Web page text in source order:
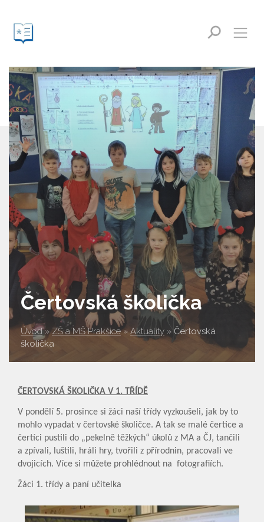
Čertovská školička
Úvod » ZŠ a MŠ Prakšice » Aktuality » Čertovská
školička
ČERTOVSKÁ ŠKOLIČKA V 1. TŘÍDĚ
V pondělí 5. prosince si žáci naší třídy vyzkoušeli, jak by to
mohlo vypadat v čertovské školičce. A tak se malé čertice a
čertíci pustili do „pekelně těžkých“ úkolů z MA a ČJ, tančili
a zpívali, luštili, hráli hry, tvořili z přírodnin, pracovali ve
dvojicích. Více si můžete prohlédnout na fotografiích.
Žáci 1. třídy a paní učitelka